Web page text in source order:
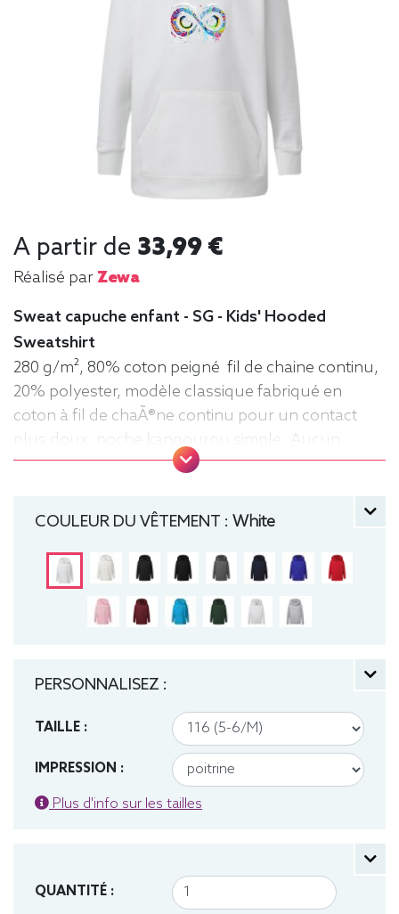
A partir de 33,99 €
Réalisé parZewa
Sweat capuche enfant - SG - Kids' Hooded
Sweatshirt
280 g/m², 80% coton peigné fil de chaine continu,
20% polyester, modèle classique fabriqué en
coton à fil de chaÃ®ne continu pour un contact
plus doux, poche kangourou simple. Aucun
cordon de serrage sur les modèles enfants. .
140 (9-10 ans), 152 (11-12 ans) manche longue,
COULEUR DU VÊTEMENT : White
PERSONNALISEZ :
TAILLE :
IMPRESSION :
Plus d'info sur les tailles
QUANTITÉ :